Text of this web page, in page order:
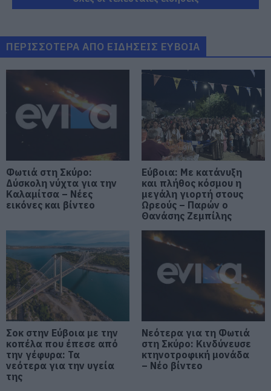
έργο
06.08.2026 | 20:40
Ο λόγος που τηγανίζουμε ψάρια
του Σωτήρος – Πως θα κάνετε το
τέλειο μαγείρεμα
06.08.2026 | 20:20
Θρήνος στην Εύβοια: Έφυγε από
τη ζωή ο 37χρονος που είχε
τροχαίο με αγριογούρουνο
06.08.2026 | 20:20
Νέο σοβαρό τροχαίο στην Εύβοια:
Έσπασαν πιάτα στο κεφάλι του
Αταμάν – Βίντεο από τη Σύμη
06.08.2026 | 19:40
Φωτιά στη Σκύρο: Συνεχίζει να
καίει στο Νησί, συγκλονιστική
μαρτυρία – Νέες εικόνες και
βίντεο
ΠΕΡΙΣΣΟΤΕΡΑ ΑΠΟ ΕΙΔΗΣΕΙΣ ΕΥΒΟΙΑ
Φωτιά στη Σκύρο:
Δύσκολη νύχτα για την
Καλαμίτσα – Νέες
εικόνες και βίντεο
Εύβοια: Με κατάνυξη
και πλήθος κόσμου η
μεγάλη γιορτή στους
Ωρεούς – Παρών ο
Θανάσης Ζεμπίλης
Σοκ στην Εύβοια με την
κοπέλα που έπεσε από
την γέφυρα: Τα
νεότερα για την υγεία
της
Νεότερα για τη Φωτιά
στη Σκύρο: Κινδύνευσε
κτηνοτροφική μονάδα
– Νέο βίντεο